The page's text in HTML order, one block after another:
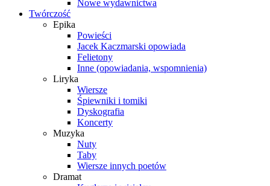
Nowe wydawnictwa
Twórczość
Epika
Powieści
Jacek Kaczmarski opowiada
Felietony
Inne (opowiadania, wspomnienia)
Liryka
Wiersze
Śpiewniki i tomiki
Dyskografia
Koncerty
Muzyka
Nuty
Taby
Wiersze innych poetów
Dramat